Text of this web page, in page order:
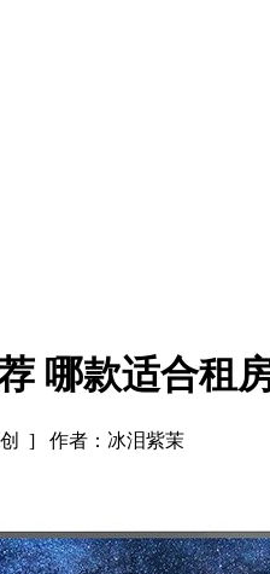
哪款适合租
] 作者：冰泪紫茉